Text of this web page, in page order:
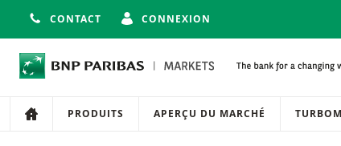
CONTACT CONNEXION
Navigation
Navigation sur le
PRODUITS APERÇU DU MARCHÉ